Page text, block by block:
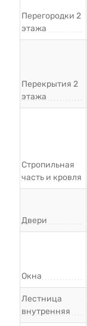
Перегородки 2
этажа
Перекрытия 2
этажа
Стропильная
часть и кровля
Двери
Окна
Лестница
внутренняя